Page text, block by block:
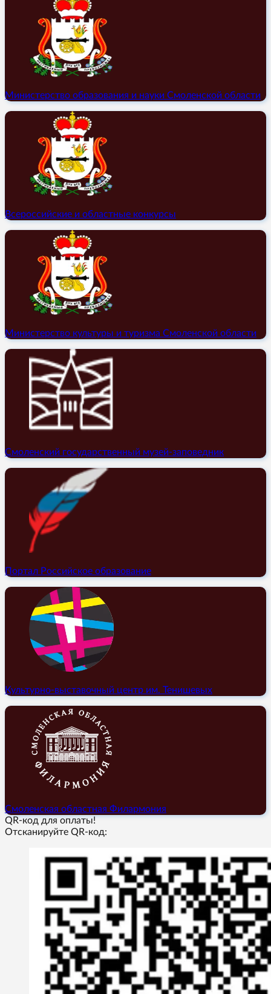
Министерство образования и науки Смоленской области
Всероссийские и областные конкурсы
Министерство культуры и туризма Смоленской области
Смоленский государственный музей-заповедник
Портал Российское образование
Культурно-выставочный центр им. Тенишевых
Смоленская областная Филармония
QR-код для оплаты!
Отсканируйте QR-код: